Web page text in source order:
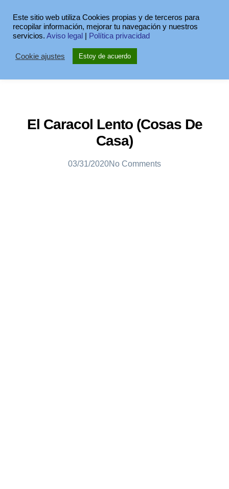
El Caracol Lento (Cosas De
Casa)
03/31/2020No Comments
Este sitio web utiliza Cookies propias y de terceros para
recopilar información, mejorar tu navegación y nuestros
servicios. Aviso legal Política privacidad
Cookie ajustes Estoy de acuerdo